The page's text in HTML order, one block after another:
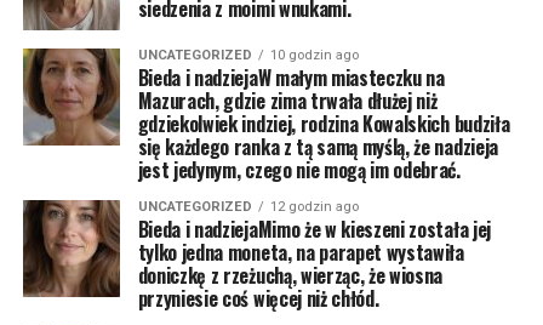
siedzenia z moimi wnukami.
UNCATEGORIZED 10 godzin ago
Bieda i nadziejaW małym miasteczku na
Mazurach, gdzie zima trwała dłużej niż
gdziekolwiek indziej, rodzina Kowalskich budziła
się każdego ranka z tą samą myślą, że nadzieja
jest jedynym, czego nie mogą im odebrać.
UNCATEGORIZED 12 godzin ago
Bieda i nadziejaMimo że w kieszeni została jej
tylko jedna moneta, na parapet wystawiła
doniczkę z rzeżuchą, wierząc, że wiosna
przyniesie coś więcej niż chłód.